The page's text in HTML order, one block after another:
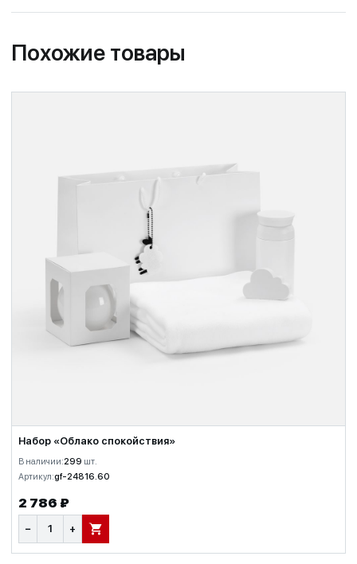
Похожие товары
Набор «Облако спокойствия»
В наличии:299 шт.
Артикул:gf-24816.60
2 786 ₽
− + В КОРЗИНУ